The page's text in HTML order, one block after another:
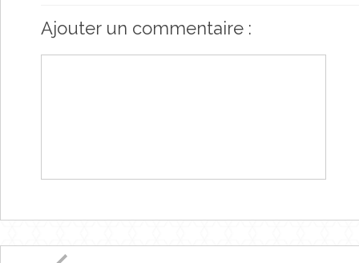
Ajouter un commentaire :